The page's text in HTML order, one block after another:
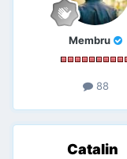
Membru
88
Catalin